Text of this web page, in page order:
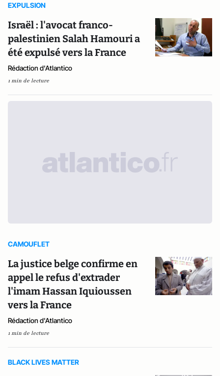
EXPULSION
Israël : l'avocat franco-
palestinien Salah Hamouri a
été expulsé vers la France
Rédaction d'Atlantico
1 min de lecture
CAMOUFLET
La justice belge confirme en
appel le refus d'extrader
l'imam Hassan Iquioussen
vers la France
Rédaction d'Atlantico
1 min de lecture
BLACK LIVES MATTER